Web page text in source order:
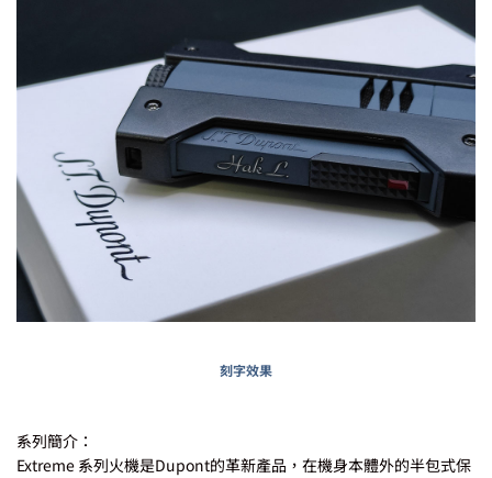
刻字效果
系列簡介：
Extreme 系列火機是Dupont的革新產品，在機身本體外的半包式保